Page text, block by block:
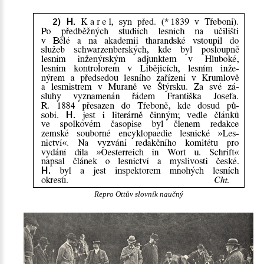
Repro Ottův slovník naučný